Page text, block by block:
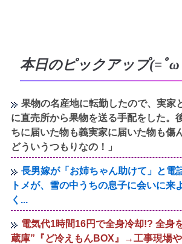
本日のピックアップ(=ﾟω
果物の名産地に転勤したので、実家
に直売所から果物を送る手配をした。
ちに届いた物も義実家に届いた物も傷
どういうつもりなの！」
長男嫁が「お姉ちゃん助けて」と電
トメが、雪の中うちの息子に会いに来
く...
電気代1時間16円で全身冷却!? 全身
蔵庫”『ど冷えもんBOX』→工事現場